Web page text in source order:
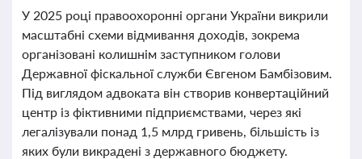
У 2025 році правоохоронні органи України викрили
масштабні схеми відмивання доходів, зокрема
організовані колишнім заступником голови
Державної фіскальної служби Євгеном Бамбізовим.
Під виглядом адвоката він створив конвертаційний
центр із фіктивними підприємствами, через які
легалізували понад 1,5 млрд гривень, більшість із
яких були викрадені з державного бюджету.